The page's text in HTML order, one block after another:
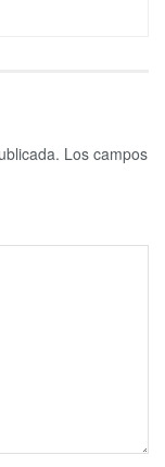
Los campos